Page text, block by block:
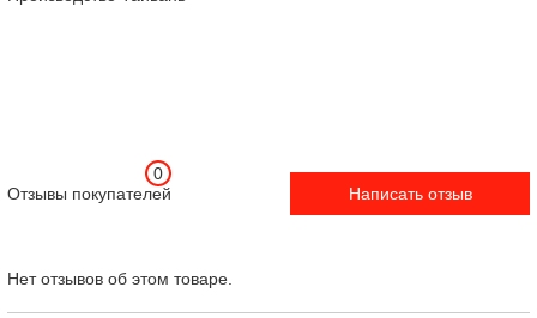
Отзывы покупателей
0
Написать отзыв
Нет отзывов об этом товаре.